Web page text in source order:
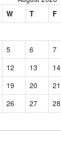
W T F
5 6 7
12 13 14
19 20 21
26 27 28